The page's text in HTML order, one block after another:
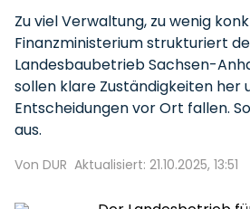
Zu viel Verwaltung, zu wenig
Finanzministerium strukturiert
Landesbaubetrieb Sachsen-
sollen klare Zuständigkeiten her
Entscheidungen vor Ort fallen.
aus.
Von DUR Aktualisiert: 21.10.2025, 13:51